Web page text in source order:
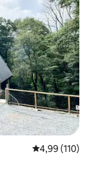
Classificação
4,99 (110)